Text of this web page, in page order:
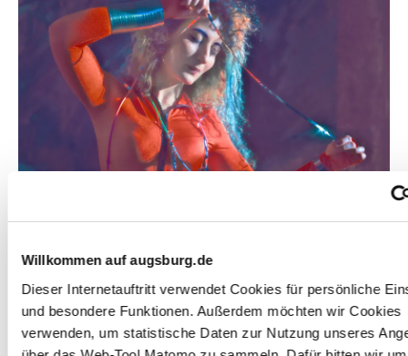
Willkommen auf augsburg.de
Dieser Internetauftritt verwendet Cookies für persönliche
und besondere Funktionen. Außerdem möchten wir Cookies
verwenden, um statistische Daten zur Nutzung unseres
und ist Künstlerin, Komponistin, Technologin, Autorin
und DJ. Ihre Praxis reicht von Steganografie über
Performance, maschinelles Lernen, Ökotoxikologie,
bildende Kunst, Philosophie der Intelligenz bis hin zu
Wissenschafts- und Musikgeschichte. Khazrik hat einen